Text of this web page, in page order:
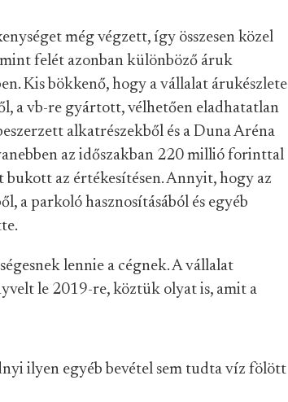
még végzett, így összesen közel
felét azonban különböző áruk
Kis bökkenő, hogy a vállalat árukészlete
a vb-re gyártott, vélhetően eladhatatlan
alkatrészekből és a Duna Aréna
az időszakban 220 millió forinttal
az értékesítésen. Annyit, hogy az
a parkoló hasznosításából és egyéb
lennie a cégnek. A vállalat
le 2019-re, köztük olyat is, amit a
ilyen egyéb bevétel sem tudta víz fölött